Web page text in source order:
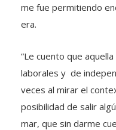
me fue permitiendo
era.
“Le cuento que
laborales y de
veces al mirar el
posibilidad de salir
mar, que sin darme